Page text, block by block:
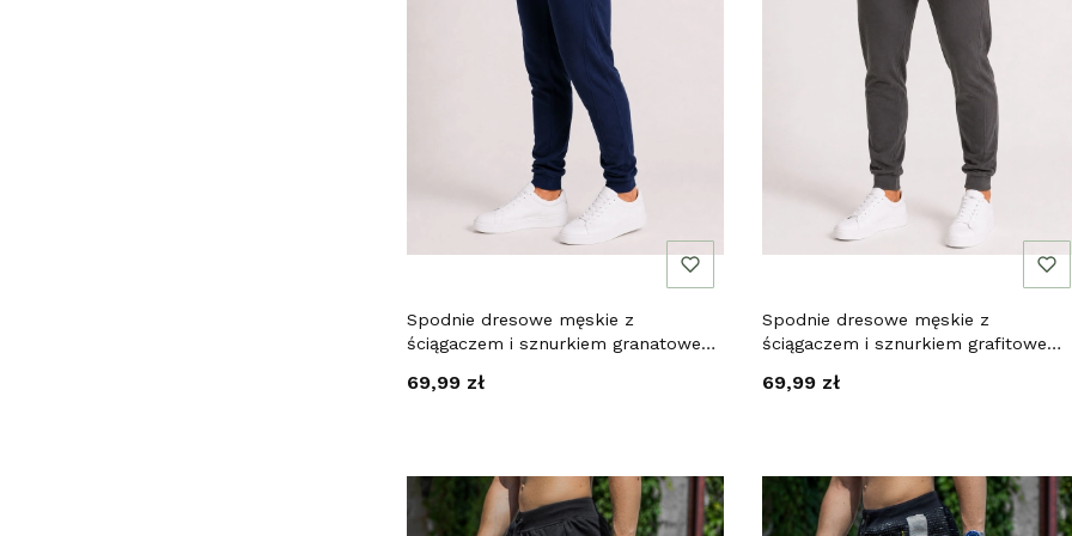
Spodnie dresowe męskie z
ściągaczem i sznurkiem granatowe
Cena
69,99 zł
Spodnie dresowe męskie z
ściągaczem i sznurkiem grafitowe
Cena
69,99 zł